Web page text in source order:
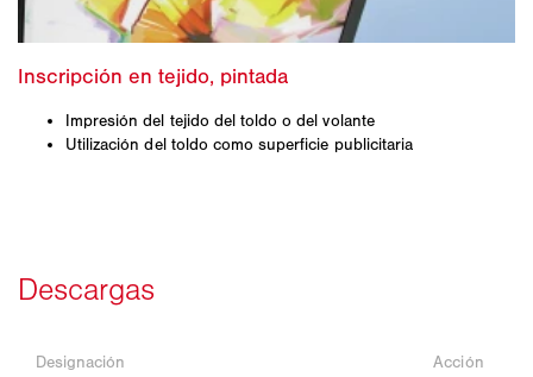
Impresión del tejido del toldo o del volante
Utilización del toldo como superficie publicitaria